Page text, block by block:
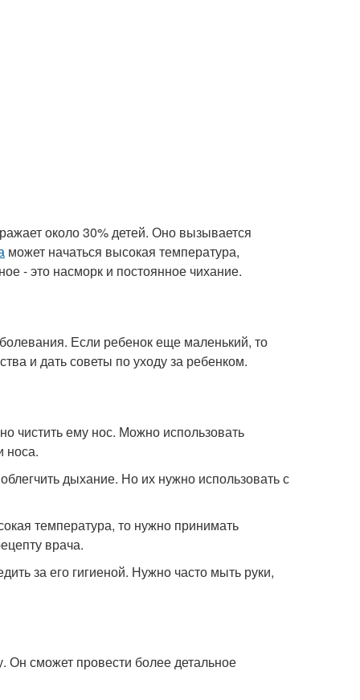
около 30% детей. Оно вызывается
может начаться высокая температура,
- это насморк и постоянное чихание.
Если ребенок еще маленький, то
и дать советы по уходу за ребенком.
чистить ему нос. Можно использовать
носа.
дыхание. Но их нужно использовать с
температура, то нужно принимать
врача.
за его гигиеной. Нужно часто мыть руки,
Он сможет провести более детальное